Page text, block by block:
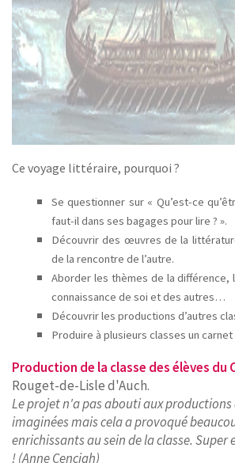
Ce voyage littéraire, pourquoi ?
Se questionner sur « Qu’est-ce
faut-il dans ses bagages pour lire ? ».
Découvrir des œuvres de la
de la rencontre de l’autre.
Aborder les thèmes de la différence,
connaissance de soi et des autres…
Découvrir les productions d’autres
Produire à plusieurs classes un
Production de la classe des élèves du
Rouget-de-Lisle d'Auch.
Le projet n'a pas abouti aux
imaginées mais cela a provoqué
enrichissants au sein de la classe.Super
! (Anne Cencigh)